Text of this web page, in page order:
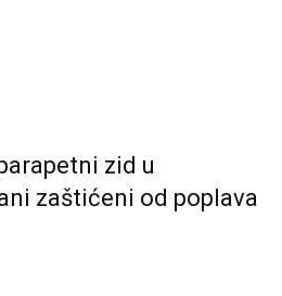
zid u
zaštićeni od poplava